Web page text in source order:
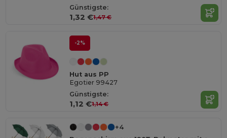
Günstigste:
1,32 €1,47 €
-2%
Hut aus PP
Egotier 99427
Günstigste:
1,12 €1,14 €
+4